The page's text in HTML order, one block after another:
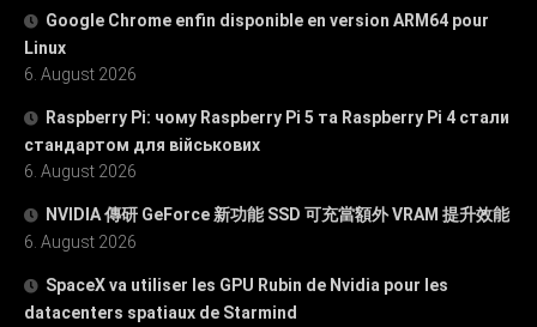
Google Chrome enfin disponible en version ARM64 pour
Linux
6. August 2026
Raspberry Pi: чому Raspberry Pi 5 та Raspberry Pi 4 стали
стандартом для військових
6. August 2026
NVIDIA 傳研 GeForce 新功能 SSD 可充當額外 VRAM 提升效能
6. August 2026
SpaceX va utiliser les GPU Rubin de Nvidia pour les
datacenters spatiaux de Starmind